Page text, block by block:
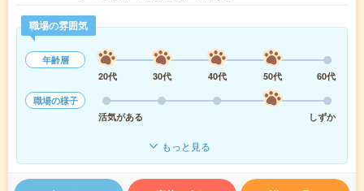
職場の雰囲気
年齢層
20代
30代 40代 50代
60代
職場の様子
活気がある
しずか
もっと見る